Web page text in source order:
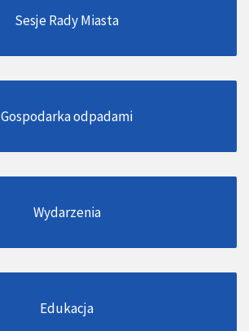
Sesje Rady Miasta
Gospodarka odpadami
Wydarzenia
Edukacja